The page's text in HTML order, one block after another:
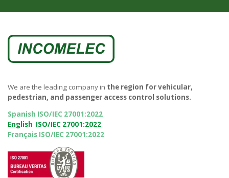
We are the leading company in the region for vehicular,
pedestrian, and passenger access control solutions.
Spanish ISO/IEC 27001:2022
English ISO/IEC 27001:2022
Français ISO/IEC 27001:2022